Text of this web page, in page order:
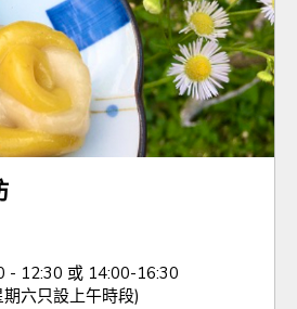
- 12:30 或 14:00-16:30
六只設上午時段)